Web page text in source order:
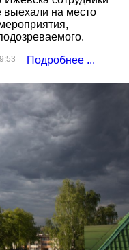
выехали на место
Подробнее ...